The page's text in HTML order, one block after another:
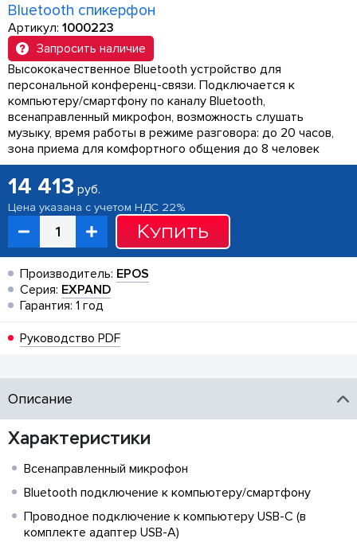
Bluetooth спикерфон
Артикул: 1000223
Запросить наличие
Высококачественное Bluetooth устройство для
персональной конференц-связи. Подключается к
компьютеру/смартфону по каналу Bluetooth,
всенаправленный микрофон, возможность слушать
музыку, время работы в режиме разговора: до 20 часов,
зона приема для комфортного общения до 8 человек
14 413 руб.
Цена указана с учетом НДС 22%
Купить
Производитель: EPOS
Серия: EXPAND
Гарантия: 1 год
Руководство PDF
Описание
Характеристики
Всенаправленный микрофон
Bluetooth подключение к компьютеру/смартфону
Проводное подключение к компьютеру USB-C (в
комплекте адаптер USB-A)